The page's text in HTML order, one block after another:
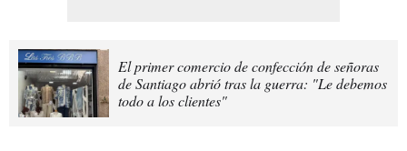
El primer comercio de confección de señoras
de Santiago abrió tras la guerra: "Le debemos
todo a los clientes"